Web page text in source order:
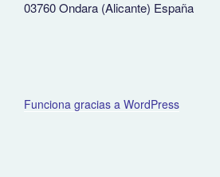
03760 Ondara (Alicante) España
Funciona gracias a WordPress